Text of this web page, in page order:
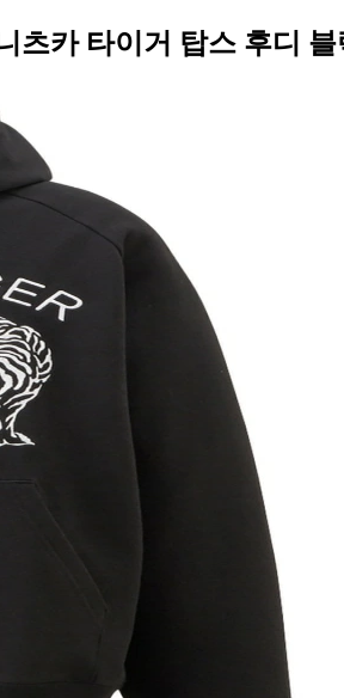
카 타이거 탑스 후디